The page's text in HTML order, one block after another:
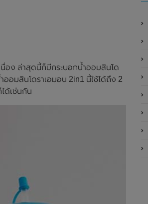
อง ล่าสุดนี้ก็มีกระบอกน้ำออมสินโด
อมสินโดราเอมอน 2in1 นี้ใช้ได้ถึง 2
ได้เช่นกัน